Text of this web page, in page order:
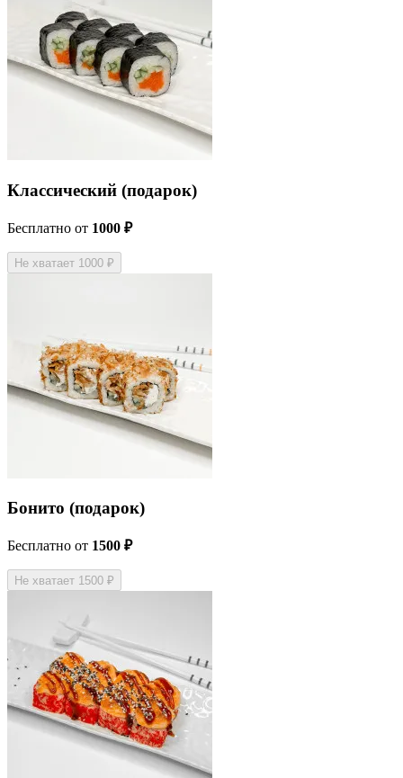
Классический (подарок)
Бесплатно от 1000 ₽
Не хватает 1000 ₽
Бонито (подарок)
Бесплатно от 1500 ₽
Не хватает 1500 ₽